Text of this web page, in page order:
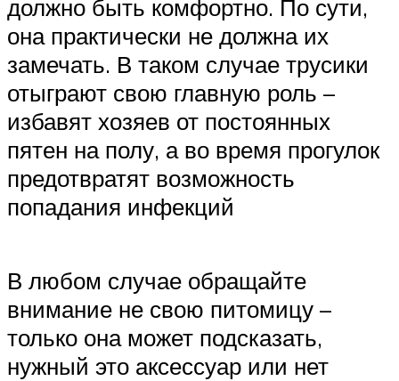
должно быть комфортно. По сути,
она практически не должна их
замечать. В таком случае трусики
отыграют свою главную роль –
избавят хозяев от постоянных
пятен на полу, а во время прогулок
предотвратят возможность
попадания инфекций
В любом случае обращайте
внимание не свою питомицу –
только она может подсказать,
нужный это аксессуар или нет